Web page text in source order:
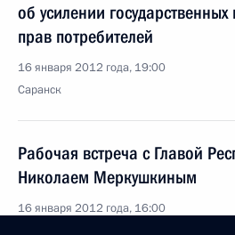
об усилении
прав потребителей
16 января 2012 года, 19:00
Саранск
Рабочая встреча с Главой
Николаем Меркушкиным
16 января 2012 года, 16:00